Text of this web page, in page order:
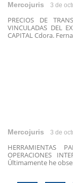
Mercojuris 3 de
PRECIOS DE
VINCULADAS DEL
CAPITAL Cdora.
Mercojuris 3 de
HERRAMIENTAS
OPERACIONES
Últimamente he